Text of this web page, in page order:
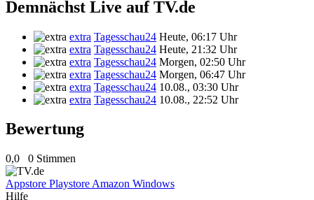
Demnächst Live auf TV.de
extra Tagesschau24 Heute, 06:17 Uhr
extra Tagesschau24 Heute, 21:32 Uhr
extra Tagesschau24 Morgen, 02:50 Uhr
extra Tagesschau24 Morgen, 06:47 Uhr
extra Tagesschau24 10.08., 03:30 Uhr
extra Tagesschau24 10.08., 22:52 Uhr
Bewertung
0,0 0 Stimmen
Appstore Playstore Amazon Windows
Hilfe